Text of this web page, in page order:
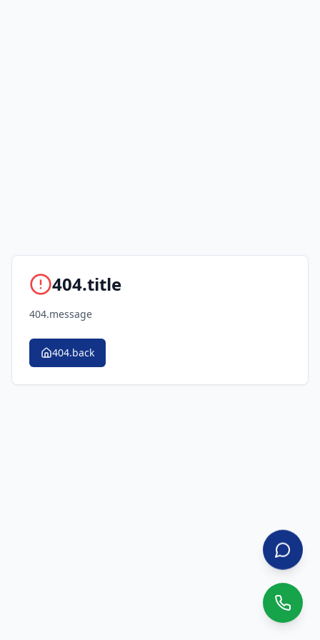
404.title
404.message
404.back